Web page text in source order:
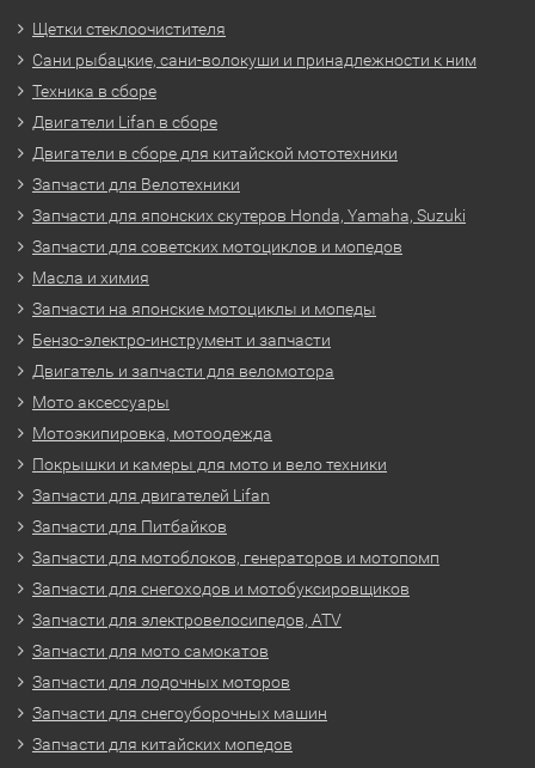
Щетки стеклоочистителя
Сани рыбацкие, сани-волокуши и принадлежности к ним
Техника в сборе
Двигатели Lifan в сборе
Двигатели в сборе для китайской мототехники
Запчасти для Велотехники
Запчасти для японских скутеров Honda, Yamaha, Suzuki
Запчасти для советских мотоциклов и мопедов
Масла и химия
Запчасти на японские мотоциклы и мопеды
Бензо-электро-инструмент и запчасти
Двигатель и запчасти для веломотора
Мото аксессуары
Мотоэкипировка, мотоодежда
Покрышки и камеры для мото и вело техники
Запчасти для двигателей Lifan
Запчасти для Питбайков
Запчасти для мотоблоков, генераторов и мотопомп
Запчасти для снегоходов и мотобуксировщиков
Запчасти для электровелосипедов, ATV
Запчасти для мото самокатов
Запчасти для лодочных моторов
Запчасти для снегоуборочных машин
Запчасти для китайских мопедов